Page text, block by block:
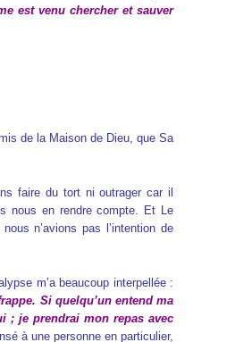
est venu chercher et sauver
de la Maison de Dieu, que Sa
faire du tort ni outrager car il
nous en rendre compte. Et Le
n’avions pas l’intention de
m’a beaucoup interpellée :
Si quelqu’un entend ma
; je prendrai mon repas avec
à une personne en particulier,